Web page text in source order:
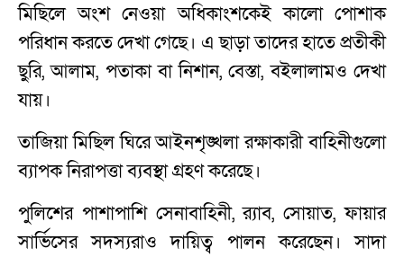
মিছিলে অংশ নেওয়া অধিকাংশকেই কালো পোশাক
পরিধান করতে দেখা গেছে। এ ছাড়া তাদের হাতে প্রতীকী
ছুরি, আলাম, পতাকা বা নিশান, বেস্তা, বইলালামও দেখা
যায়।
তাজিয়া মিছিল ঘিরে আইনশৃঙ্খলা রক্ষাকারী বাহিনীগুলো
ব্যাপক নিরাপত্তা ব্যবস্থা গ্রহণ করেছে।
পুলিশের পাশাপাশি সেনাবাহিনী, র‌্যাব, সোয়াত, ফায়ার
সার্ভিসের সদস্যরাও দায়িত্ব পালন করেছেন। সাদা